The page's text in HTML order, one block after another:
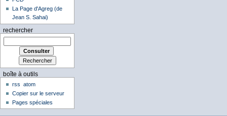
La Page d'Agreg (de
Jean S. Sahai)
rechercher
boîte à outils
rss
atom
Copier sur le serveur
Pages spéciales